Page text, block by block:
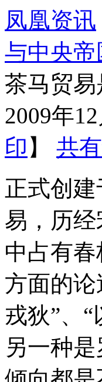
凤凰资讯
与中央
茶马贸
2009年
印 】 共
正式创
易，历
中占有
方面的
戎狄”、
另一种